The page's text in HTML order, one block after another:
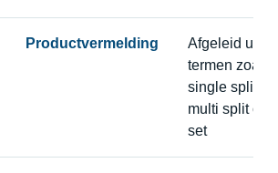
Productvermelding
Afgeleid uit
termen zoals
single split,
multi split of
set